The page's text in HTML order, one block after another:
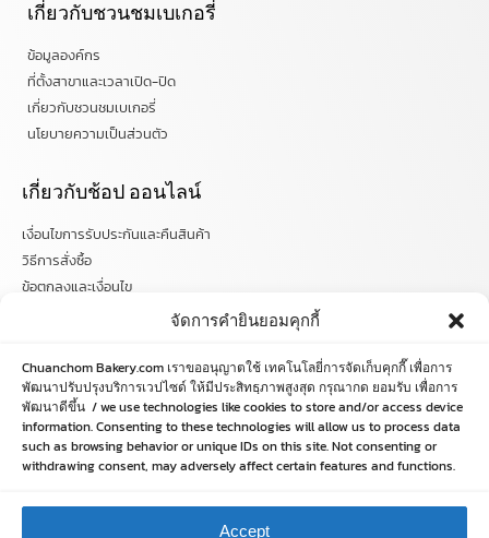
จัดการคำยินยอมคุกกี้
Chuanchom Bakery.com เราขออนุญาตใช้ เทคโนโลยี่การจัดเก็บคุกกี๊ เพื่อการ
พัฒนาปรับปรุงบริการเวปไซด์ ให้มีประสิทธฺภาพสูงสุด กรุณากด ยอมรับ เพื่อการ
พัฒนาดีขึ้น / we use technologies like cookies to store and/or access device
information. Consenting to these technologies will allow us to process data
such as browsing behavior or unique IDs on this site. Not consenting or
withdrawing consent, may adversely affect certain features and functions.
Accept
เกี่ยวกับชวนชมเบเกอรี่
ข้อมูลองค์กร
ที่ตั้งสาขาและเวลาเปิด-ปิด
เกี่ยวกับชวนชมเบเกอรี่
นโยบายความเป็นส่วนตัว
เกี่ยวกับช้อป ออนไลน์
เงื่อนไขการรับประกันและคืนสินค้า
วิธีการสั่งซื้อ
ข้อตกลงและเงื่อนไข
ติดตามข่าวสารได้ที่
chuanchombakery
chuanchombakery
www.chuanchombakery.com